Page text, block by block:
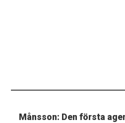
Månsson: Den första